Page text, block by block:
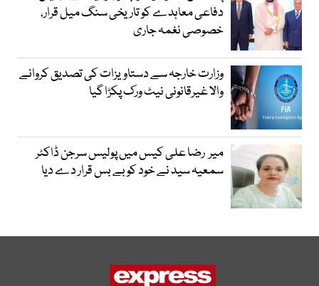
دفاعی معاہدے کو تاریخی سنگ میل قرار،
خصوصی نغمہ جاری
وزارت خارجہ سے دستاویزات کی تصدیق کروانے
والا غیرقانونی نیٹ ورک پکڑا گیا
میر رضا علی کیس میں پولیس سرجن ڈاکٹر
سمعیہ سید نے خود کو بے بس قرار دے دیا